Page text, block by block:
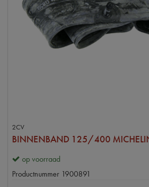
2CV
BINNENBAND 125/400
op voorraad
Productnummer 1900891